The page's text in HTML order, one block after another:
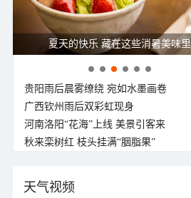
夏天的快乐 藏在这些消暑美味里
贵阳雨后晨雾缭绕 宛如水墨画卷
广西钦州雨后双彩虹现身
河南洛阳“花海”上线 美景引客来
秋来栾树红 枝头挂满“胭脂果”
天气视频